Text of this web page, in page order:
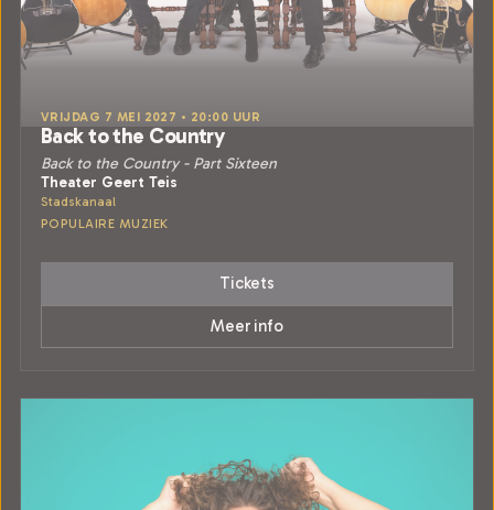
VRIJDAG 7 MEI 2027 • 20:00 UUR
Back to the Country
Back to the Country - Part Sixteen
Theater Geert Teis
Stadskanaal
POPULAIRE MUZIEK
Tickets
Meer info